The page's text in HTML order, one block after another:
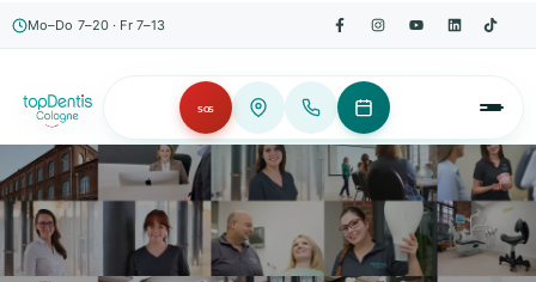
Mo–Do 7–20 · Fr 7–13
SOS